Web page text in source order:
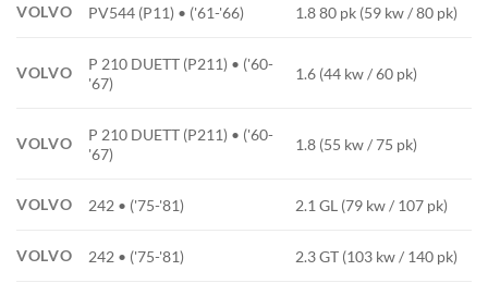
VOLVO PV544 (P11) • ('61-'66) 1.8 80 pk (59 kw / 80 pk)
VOLVO
P 210 DUETT (P211) • ('60-
'67)
1.6 (44 kw / 60 pk)
VOLVO
P 210 DUETT (P211) • ('60-
'67)
1.8 (55 kw / 75 pk)
VOLVO 242 • ('75-'81) 2.1 GL (79 kw / 107 pk)
VOLVO 242 • ('75-'81) 2.3 GT (103 kw / 140 pk)